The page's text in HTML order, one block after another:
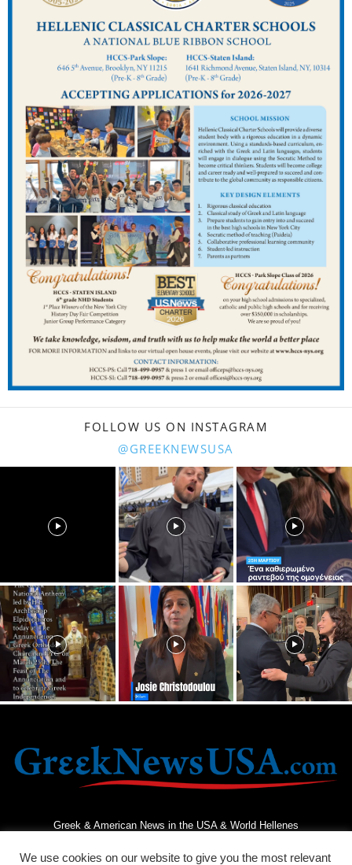
FOLLOW US ON INSTAGRAM
@GREEKNEWSUSA
Greek & American News in the USA & World Hellenes
We use cookies on our website to give you the most relevant